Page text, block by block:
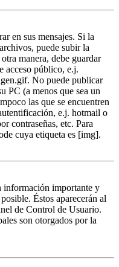
en sus mensajes. Si la
puede subir la
manera, debe guardar
acceso público, e.j.
No puede publicar
PC (a menos que sea un
las que se encuentren
e.j. hotmail o
contraseñas, etc. Para
cuya etiqueta es [img].
información importante y
Éstos aparecerán al
de Control de Usuario.
son otorgados por la